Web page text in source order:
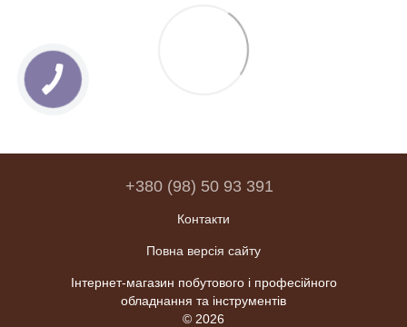
+380 (98) 50 93 391
Контакти
Повна версія сайту
Інтернет-магазин побутового і професійного
обладнання та інструментів
© 2026